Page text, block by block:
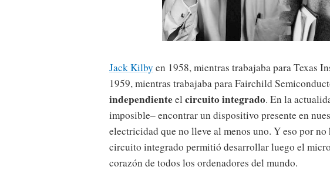
Jack Kilby en 1958, mientras trabajaba para Texas
1959, mientras trabajaba para Fairchild
independienteelcircuito integrado. En la
imposible– encontrar un dispositivo presente en
electricidad que no lleve al menos uno. Y eso por
circuito integrado permitió desarrollar luego el
corazón de todos los ordenadores del mundo.